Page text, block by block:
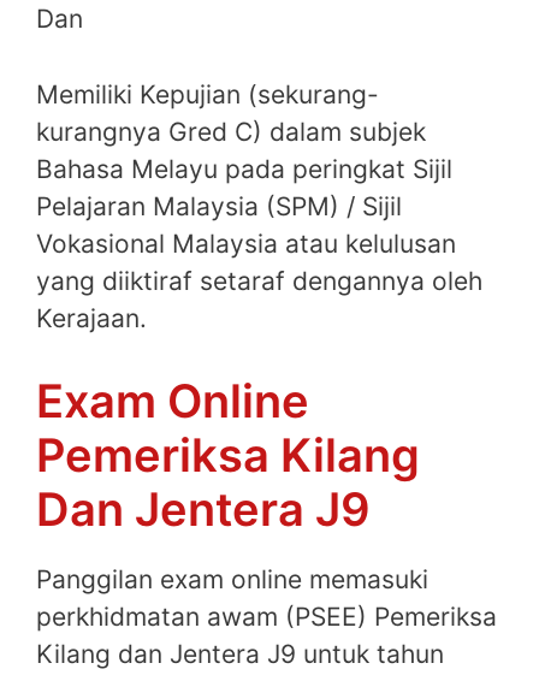
Dan
Memiliki Kepujian (sekurang-
kurangnya Gred C) dalam subjek
Bahasa Melayu pada peringkat Sijil
Pelajaran Malaysia (SPM) / Sijil
Vokasional Malaysia atau kelulusan
yang diiktiraf setaraf dengannya oleh
Kerajaan.
Exam Online
Pemeriksa Kilang
Dan Jentera J9
Panggilan exam online memasuki
perkhidmatan awam (PSEE) Pemeriksa
Kilang dan Jentera J9 untuk tahun